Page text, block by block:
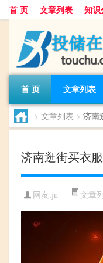
首 页 文章列表 知识
首 页 文章列表
> 文章列表 > 济南
济南逛街买衣
网友:jn 文章